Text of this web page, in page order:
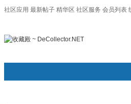
社区应用 最新帖子 精华区 社区服务 会员列表